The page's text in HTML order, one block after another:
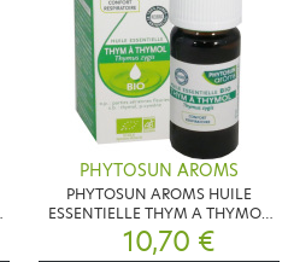
PHYTOSUN AROMS
PHYTOSUN AROMS HUILE
ESSENTIELLE THYM A THYMOL
CONFORT RESPIRATOIR 10 ML
10,70 €